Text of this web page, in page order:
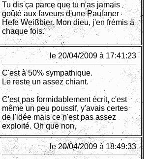
Tu dis ça parce que tu n'as jamais
goûté aux faveurs d'une Paulaner
Hefe Weißbier. Mon dieu, j'en frémis à
chaque fois.
le 20/04/2009 à 17:41:23
C'est à 50% sympathique.
Le reste un assez chiant.
C'est pas formidablement écrit, c'est
même un peu poussif, y'avais certes
de l'idée mais ce n'est pas assez
exploité. Oh que non.
le 20/04/2009 à 18:49:33